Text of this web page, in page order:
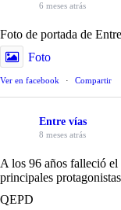
6 meses atrás
Foto de portada de
Foto
Ver en facebook · Compartir
Entre vías
8 meses atrás
A los 96 años falleció
principales
QEPD